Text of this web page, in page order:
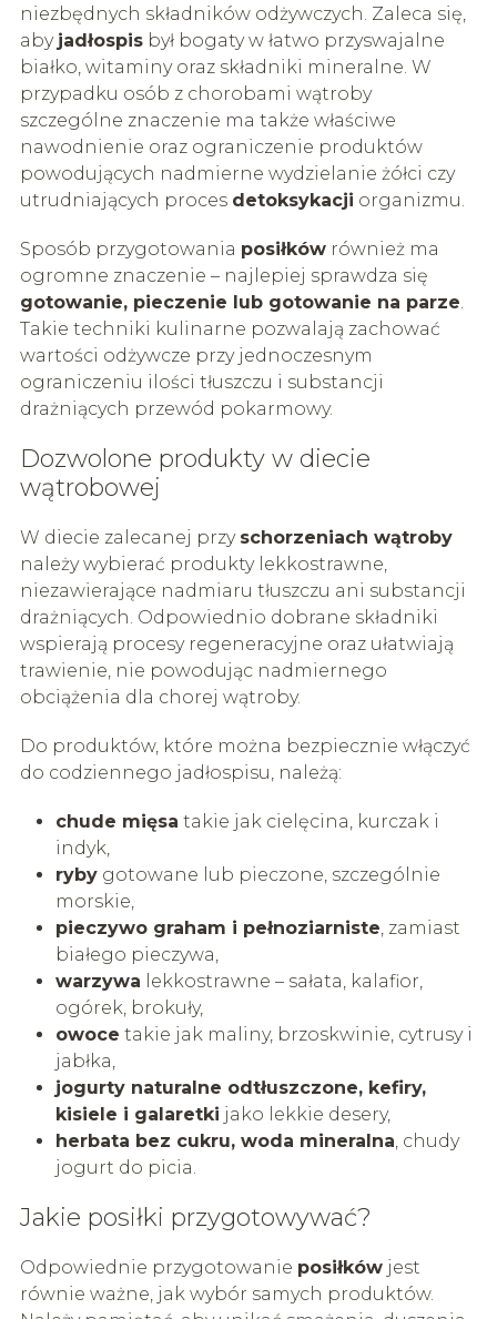
niezbędnych składników odżywczych. Zaleca się,
aby jadłospisbył bogaty w łatwo przyswajalne
białko, witaminy oraz składniki mineralne. W
przypadku osób z chorobami wątroby
szczególne znaczenie ma także właściwe
nawodnienie oraz ograniczenie produktów
powodujących nadmierne wydzielanie żółci czy
utrudniających proces detoksykacji organizmu.
Sposób przygotowania posiłkówrównież ma
ogromne znaczenie – najlepiej sprawdza się
gotowanie, pieczenie lub gotowanie na parze.
Takie techniki kulinarne pozwalają zachować
wartości odżywcze przy jednoczesnym
ograniczeniu ilości tłuszczu i substancji
drażniących przewód pokarmowy.
Dozwolone produkty w diecie
wątrobowej
W diecie zalecanej przy schorzeniach wątroby
należy wybierać produkty lekkostrawne,
niezawierające nadmiaru tłuszczu ani substancji
drażniących. Odpowiednio dobrane składniki
wspierają procesy regeneracyjne oraz ułatwiają
trawienie, nie powodując nadmiernego
obciążenia dla chorej wątroby.
Do produktów, które można bezpiecznie włączyć
do codziennego jadłospisu, należą:
chude mięsa takie jak cielęcina, kurczak i
indyk,
rybygotowane lub pieczone, szczególnie
morskie,
pieczywo graham i pełnoziarniste, zamiast
białego pieczywa,
warzywa lekkostrawne – sałata, kalafior,
ogórek, brokuły,
owoce takie jak maliny, brzoskwinie, cytrusy i
jabłka,
jogurty naturalne odtłuszczone, kefiry,
kisiele i galaretki jako lekkie desery,
herbata bez cukru, woda mineralna, chudy
jogurt do picia.
Jakie posiłki przygotowywać?
Odpowiednie przygotowanie posiłkówjest
równie ważne, jak wybór samych produktów.